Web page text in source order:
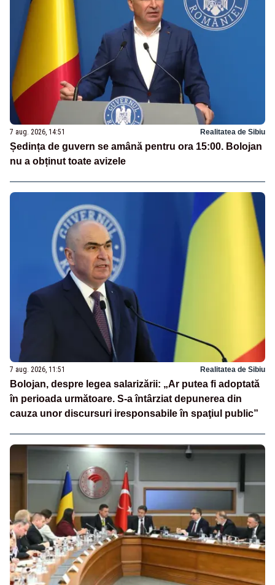
7 aug. 2026, 14:51 Realitatea de Sibiu
Ședința de guvern se amână pentru ora 15:00. Bolojan
nu a obținut toate avizele
7 aug. 2026, 11:51 Realitatea de Sibiu
Bolojan, despre legea salarizării: „Ar putea fi adoptată
în perioada următoare. S-a întârziat depunerea din
cauza unor discursuri iresponsabile în spaţiul public”